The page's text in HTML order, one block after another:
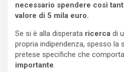
necessario spendere così
valore di 5 mila euro.
Se si è alla disperata ricerca di
propria indipendenza, spesso la
pretese specifiche che
importante.